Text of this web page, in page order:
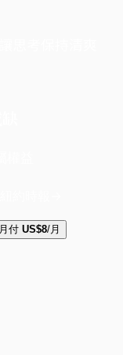
月付 US$8/月